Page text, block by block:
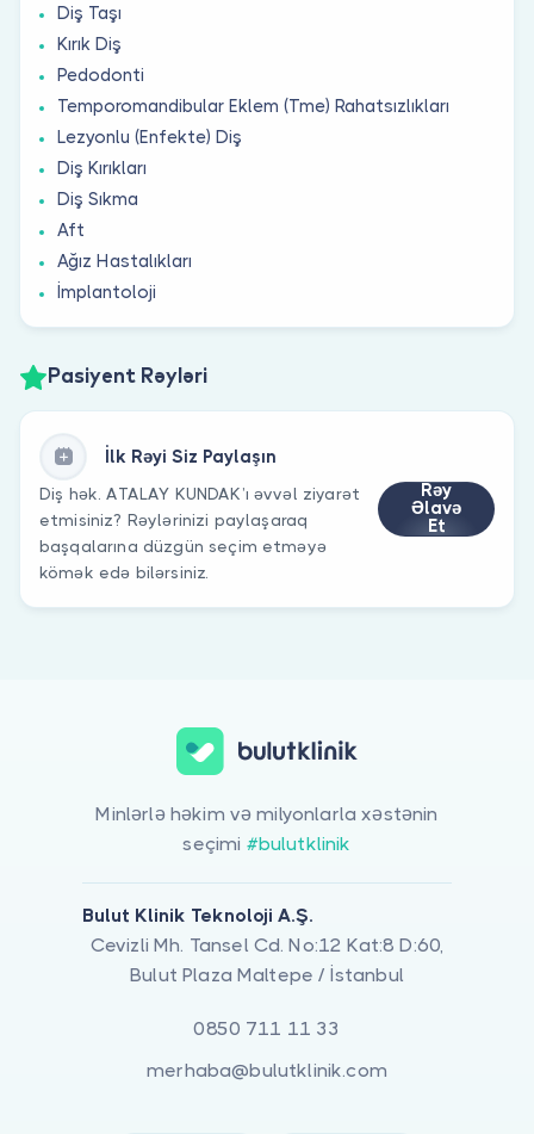
Diş Taşı
Kırık Diş
Pedodonti
Temporomandibular Eklem (Tme) Rahatsızlıkları
Lezyonlu (Enfekte) Diş
Diş Kırıkları
Diş Sıkma
Aft
Ağız Hastalıkları
İmplantoloji
Pasiyent Rəyləri
İlk Rəyi Siz Paylaşın
Diş hək. ATALAY KUNDAK’ı əvvəl ziyarət
etmisiniz? Rəylərinizi paylaşaraq
başqalarına düzgün seçim etməyə
kömək edə bilərsiniz.
Rəy
Əlavə
Et
Minlərlə həkim və milyonlarla xəstənin
seçimi #bulutklinik
Bulut Klinik Teknoloji A.Ş.
Cevizli Mh. Tansel Cd. No:12 Kat:8 D:60,
Bulut Plaza Maltepe / İstanbul
0850 711 11 33
merhaba@bulutklinik.com